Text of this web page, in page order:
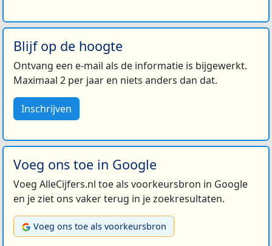
Blijf op de hoogte
Ontvang een e-mail als de informatie is bijgewerkt.
Maximaal 2 per jaar en niets anders dan dat.
Inschrijven
Voeg ons toe in Google
Voeg AlleCijfers.nl toe als voorkeursbron in Google
en je ziet ons vaker terug in je zoekresultaten.
Voeg ons toe als voorkeursbron